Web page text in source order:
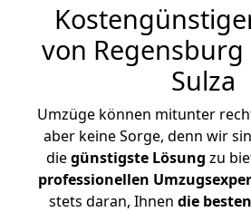
von Regensburg
Sulza
Umzüge können mitunter
aber keine Sorge, denn wir
diegünstigste Lösung zu
professionellen
stets daran, Ihnen die